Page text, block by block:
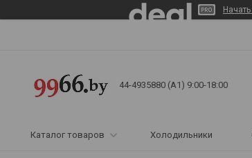
44-4935880 (A1) 9:00-18:00
Каталог товаров Холодильники